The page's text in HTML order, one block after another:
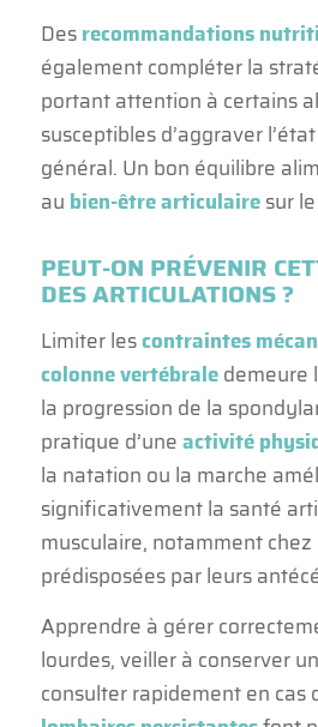
Desrecommandations
également compléter la
portant attention à certains
susceptibles d’aggraver
général. Un bon équilibre
au bien-être articulairesur
PEUT-ON PRÉVENIR
DES ARTICULATIONS ?
Limiter lescontraintes
colonne vertébraledemeure
la progression de la
pratique d’uneactivité
la natation ou la marche
significativement la santé
musculaire, notamment
prédisposées par leurs
Apprendre à gérer
lourdes, veiller à conserver un
consulter rapidement en cas